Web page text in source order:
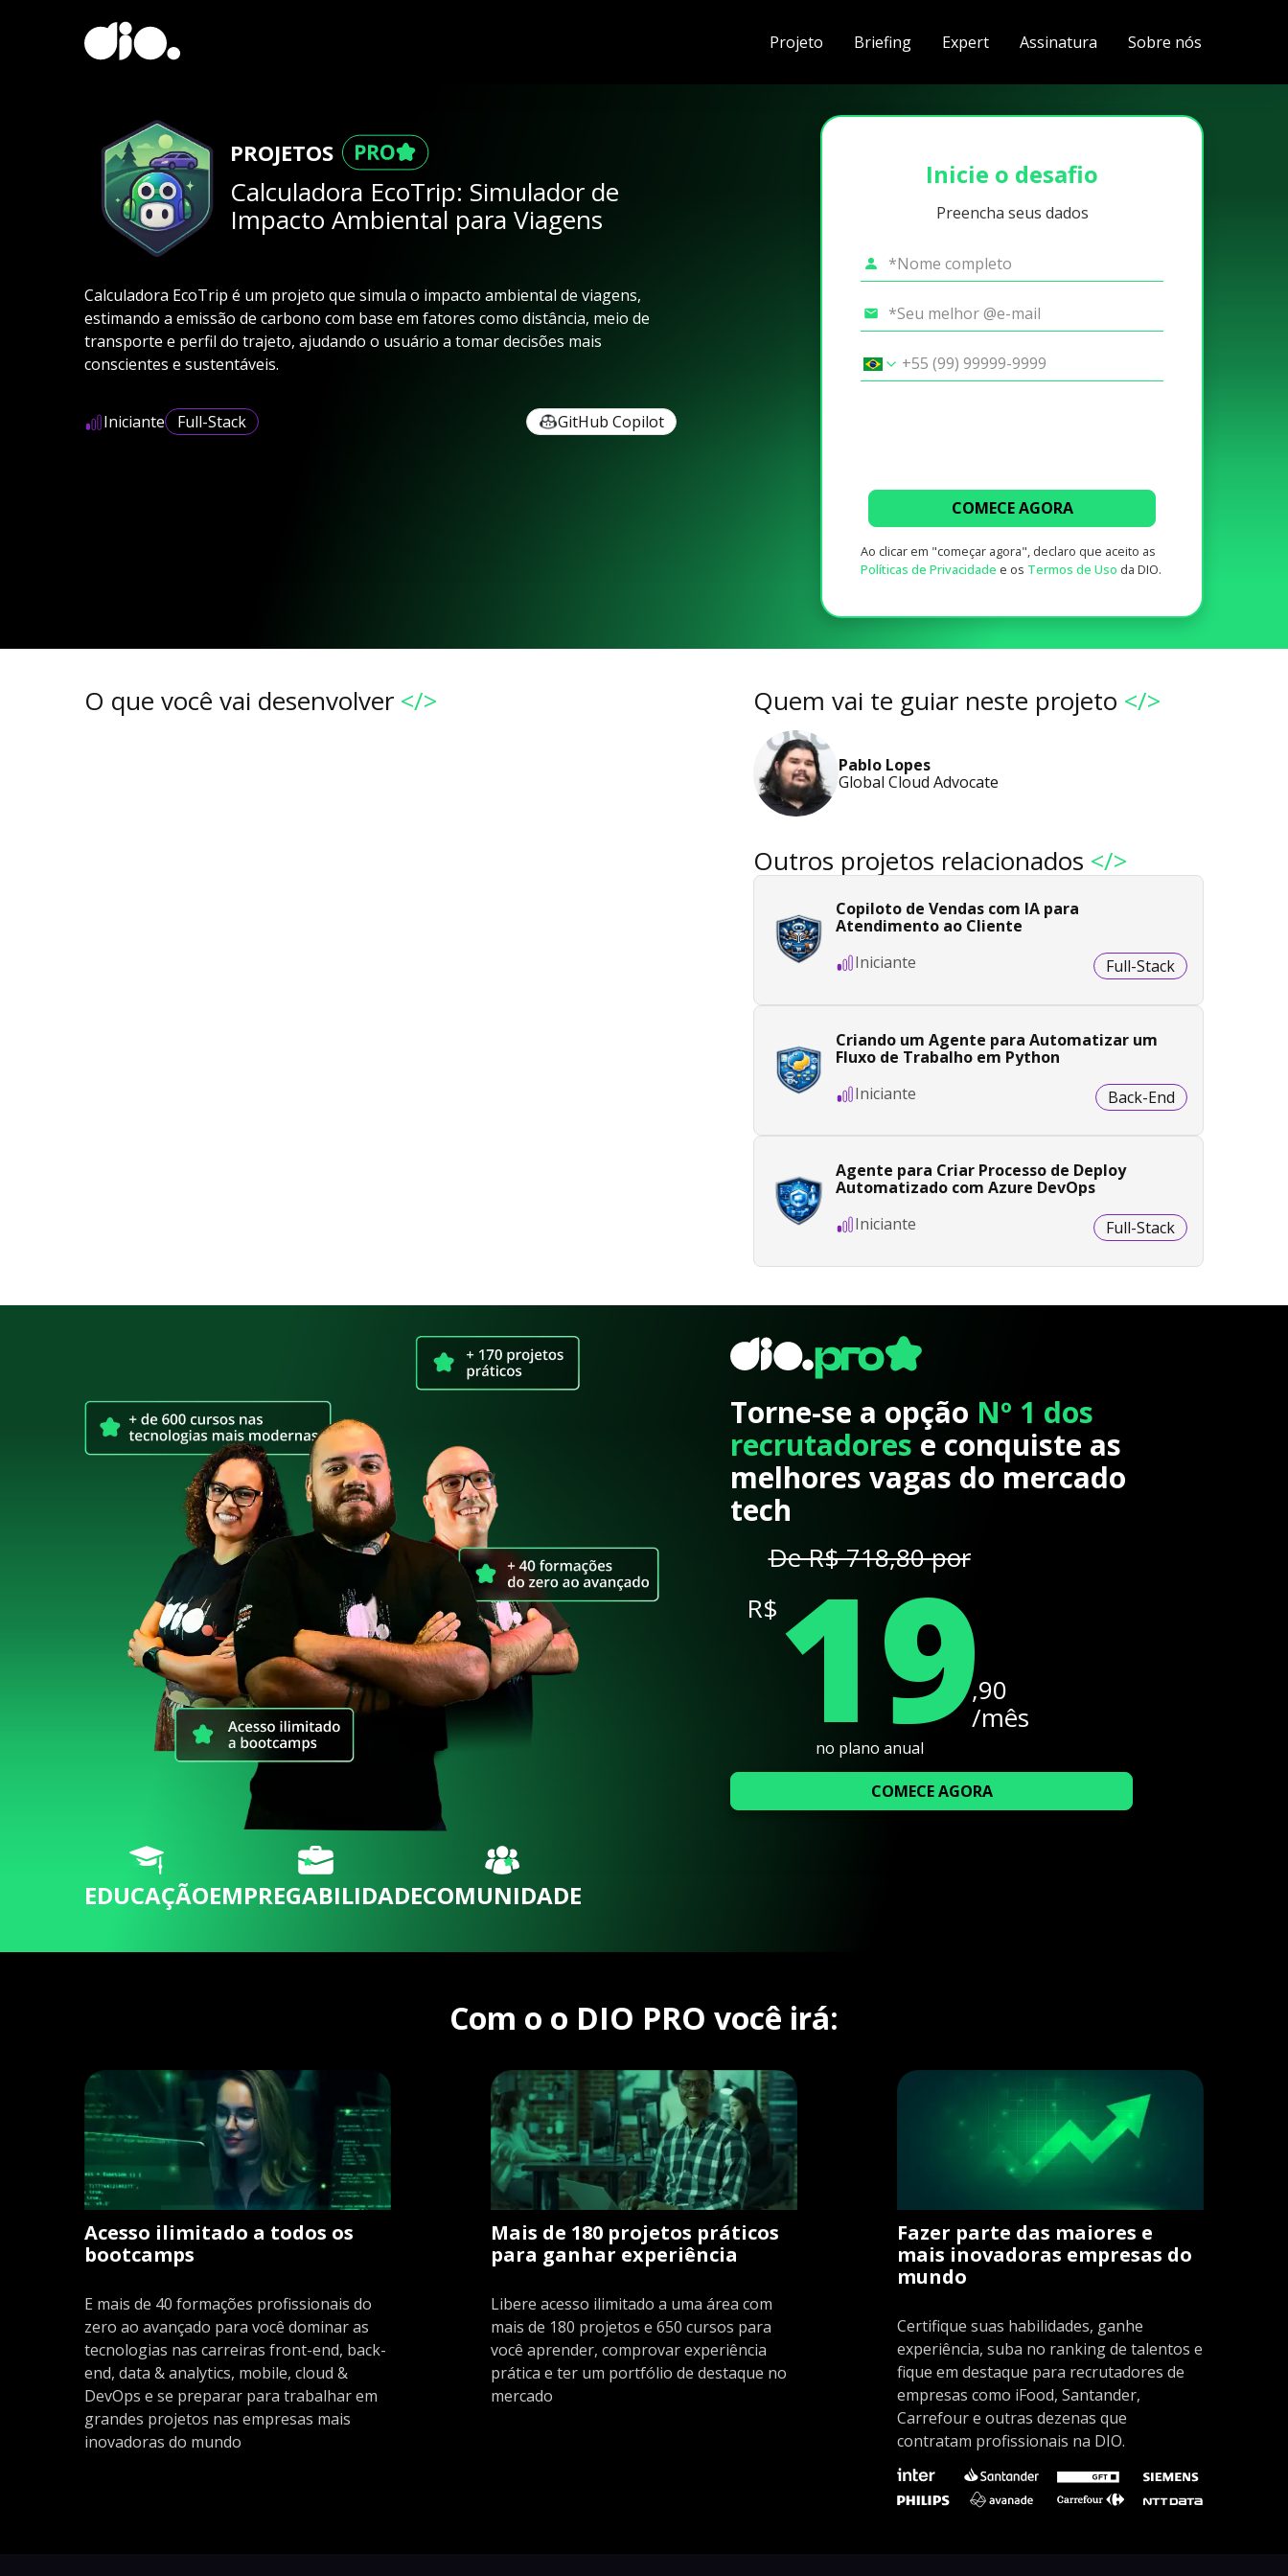
Projeto Briefing Expert Assinatura Sobre nós
PROJETOS
Calculadora EcoTrip: Simulador de
Impacto Ambiental para Viagens
Calculadora EcoTrip é um projeto que simula o impacto ambiental de viagens,
estimando a emissão de carbono com base em fatores como distância, meio de
transporte e perfil do trajeto, ajudando o usuário a tomar decisões mais
conscientes e sustentáveis.
Iniciante Full-Stack GitHub Copilot
Inicie o desafio
Preencha seus dados
COMECE AGORA
Ao clicar em "começar agora", declaro que aceito as
Políticas de Privacidade e os Termos de Uso da DIO.
O que você vai desenvolver </> Quem vai te guiar neste projeto </>
Pablo Lopes
Global Cloud Advocate
Outros projetos relacionados </>
Copiloto de Vendas com IA para
Atendimento ao Cliente
Iniciante
Full-Stack
Criando um Agente para Automatizar um
Fluxo de Trabalho em Python
Iniciante
Back-End
Agente para Criar Processo de Deploy
Automatizado com Azure DevOps
Iniciante
Full-Stack
EDUCAÇÃOEMPREGABILIDADECOMUNIDADE
Torne-se a opção Nº 1 dos
recrutadores e conquiste as
melhores vagas do mercado
tech
De R$ 718,80 por
R$ 19,90
/mês
no plano anual
COMECE AGORA
Com o o DIO PRO você irá:
Acesso ilimitado a todos os
bootcamps
E mais de 40 formações profissionais do
zero ao avançado para você dominar as
tecnologias nas carreiras front-end, back-
end, data & analytics, mobile, cloud &
DevOps e se preparar para trabalhar em
grandes projetos nas empresas mais
inovadoras do mundo
Mais de 180 projetos práticos
para ganhar experiência
Libere acesso ilimitado a uma área com
mais de 180 projetos e 650 cursos para
você aprender, comprovar experiência
prática e ter um portfólio de destaque no
mercado
Fazer parte das maiores e
mais inovadoras empresas do
mundo
Certifique suas habilidades, ganhe
experiência, suba no ranking de talentos e
fique em destaque para recrutadores de
empresas como iFood, Santander,
Carrefour e outras dezenas que
contratam profissionais na DIO.